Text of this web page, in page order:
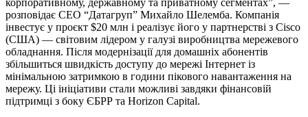
розповідає СЕО “Датагруп” Михайло Шелемба. Компанія
інвестує у проєкт $20 млн і реалізує його у партнерстві з Cisco
(США) — світовим лідером у галузі виробництва мережевого
обладнання. Після модернізації для домашніх абонентів
збільшиться швидкість доступу до мережі Інтернет із
мінімальною затримкою в години пікового навантаження на
мережу. Ці ініціативи стали можливі завдяки фінансовій
підтримці з боку ЄБРР та Horizon Capital.